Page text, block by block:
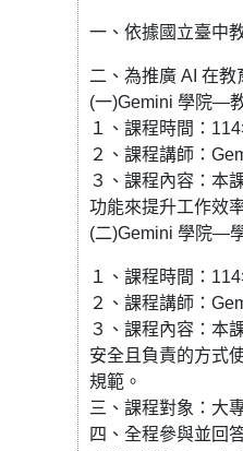
一、依據國立臺中
二、為推廣 AI 在教
(一)Gemini 學院—
１、課程時間：
２、課程講師：
３、課程內容：本
功能來提升工作效
(二)Gemini 學院—
１、課程時間：
２、課程講師：
３、課程內容：本
安全且負責的方式
規範。
三、課程對象：大
四、全程參與並回